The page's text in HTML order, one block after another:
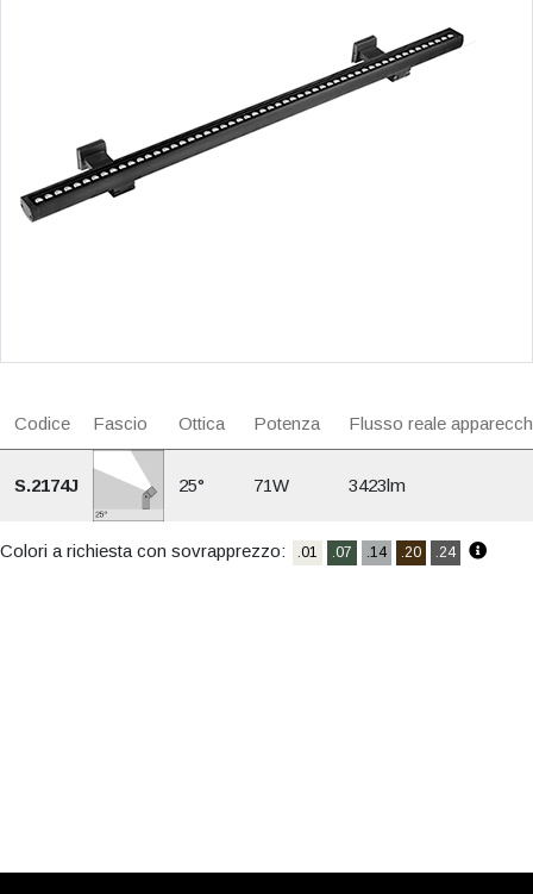
Codice Fascio Ottica Potenza Flusso reale
S.2174J 25° 71W 3423lm
Colori a richiesta con sovrapprezzo: .01 .07 .14 .20 .24